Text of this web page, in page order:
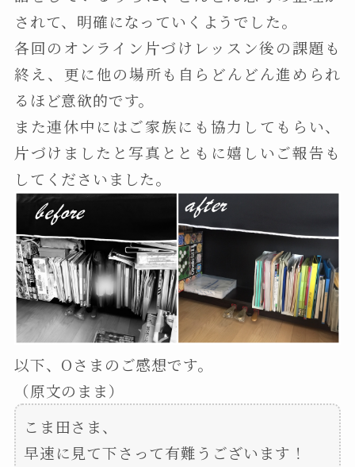
されて、明確になっていくようでした。
各回のオンライン片づけレッスン後の課題も
終え、更に他の場所も自らどんどん進められ
るほど意欲的です。
また連休中にはご家族にも協力してもらい、
片づけましたと写真とともに嬉しいご報告も
してくださいました。
以下、Oさまのご感想です。
（原文のまま）
こま田さま、
早速に見て下さって有難うございます！